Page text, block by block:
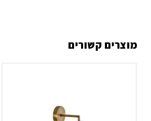
מוצרים קשורים